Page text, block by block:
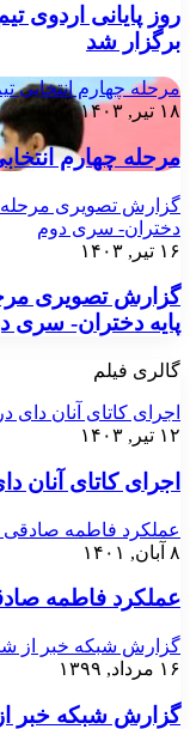
روز پایانی اردوی
برگزار شد
مرحله چهارم انتخابی
۱۸ تیر, ۱۴۰۳
مرحله چهارم
گزارش تصویری مرحله
دختران- سری دوم
۱۶ تیر, ۱۴۰۳
گزارش تصویری
پایه دختران- سری
گالری فیلم
اجرای کاتای آنان دای
۱۲ تیر, ۱۴۰۳
اجرای کاتای آنان
عملکرد فاطمه صادقی
۸ آبان, ۱۴۰۱
عملکرد فاطمه
گزارش شبکه خبر از
۱۶ مرداد, ۱۳۹۹
گزارش شبکه خبر